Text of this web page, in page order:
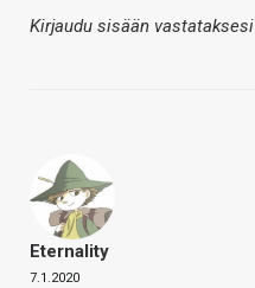
Kirjaudu sisään vastataksesi
Eternality
7.1.2020